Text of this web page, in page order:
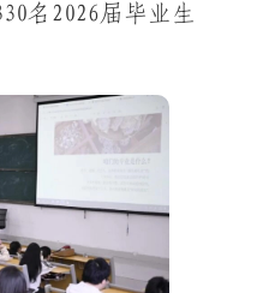
名2026届毕业生